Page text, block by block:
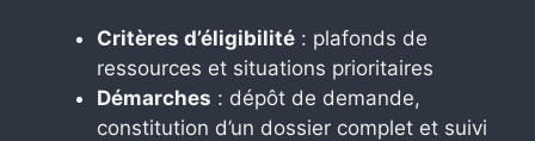
Critères d’éligibilité : plafonds de
ressources et situations prioritaires
Démarches : dépôt de demande,
constitution d’un dossier complet et suivi